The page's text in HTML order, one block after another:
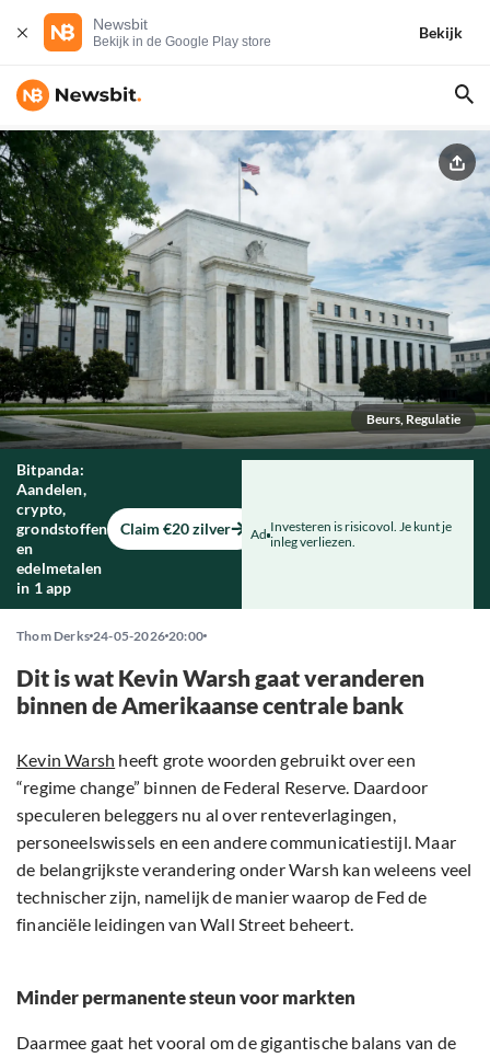
Newsbit
Bekijk in de Google Play store
Bekijk
Beurs, Regulatie
Bitpanda:
Aandelen,
crypto,
grondstoffen
en
edelmetalen
in 1 app
Claim €20 zilver Ad Investeren is risicovol. Je kunt je
inleg verliezen.
Thom Derks 24-05-2026 20:00
Dit is wat Kevin Warsh gaat veranderen
binnen de Amerikaanse centrale bank
Kevin Warsh heeft grote woorden gebruikt over een
“regime change” binnen de Federal Reserve. Daardoor
speculeren beleggers nu al over renteverlagingen,
personeelswissels en een andere communicatiestijl. Maar
de belangrijkste verandering onder Warsh kan weleens veel
technischer zijn, namelijk de manier waarop de Fed de
financiële leidingen van Wall Street beheert.
Minder permanente steun voor markten
Daarmee gaat het vooral om de gigantische balans van de